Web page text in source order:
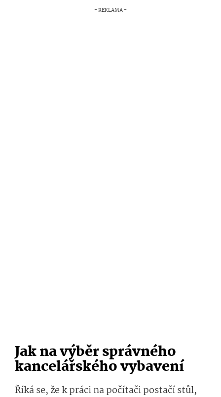
Jak na výběr správného
kancelářského vybavení
Říká se, že k práci na počítači postačí stůl,